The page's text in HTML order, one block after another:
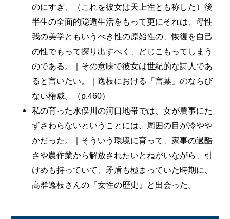
のにすぎ、（これを彼女は天上性とも称した）後
半生の全面的隠遁生活をもって更にそれは、母性
我の美学ともいうべき性の原始性の、恢復を自己
の性でもって探り出すべく、どじこもってしまう
のである。｜その意味で彼女は世紀的な詩人であ
ると言いたい。｜逸枝における「言葉」のならび
ない権威。（p.460）
私の育った水俣川の河口地帯では、女が農事にた
ずさわらないということには、周囲の目が冷やや
かだった。｜そういう環境に育って、家事の過酷
さや農作業から解放されたいとねがいながら、引
けめも持っていて、矛盾も極まっていた時期に、
高群逸枝さんの『女性の歴史』と出会った。